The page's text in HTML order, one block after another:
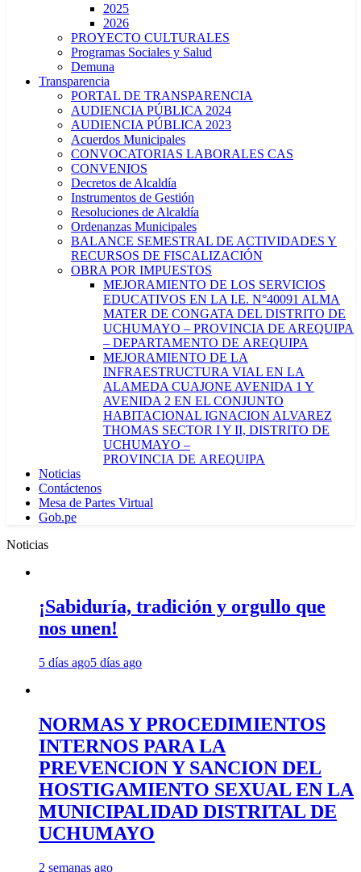
2025
2026
PROYECTO CULTURALES
Programas Sociales y Salud
Demuna
Transparencia
PORTAL DE TRANSPARENCIA
AUDIENCIA PÚBLICA 2024
AUDIENCIA PÚBLICA 2023
Acuerdos Municipales
CONVOCATORIAS LABORALES CAS
CONVENIOS
Decretos de Alcaldía
Instrumentos de Gestión
Resoluciones de Alcaldía
Ordenanzas Municipales
BALANCE SEMESTRAL DE ACTIVIDADES Y
RECURSOS DE FISCALIZACIÓN
OBRA POR IMPUESTOS
MEJORAMIENTO DE LOS SERVICIOS
EDUCATIVOS EN LA I.E. N°40091 ALMA
MATER DE CONGATA DEL DISTRITO DE
UCHUMAYO – PROVINCIA DE AREQUIPA
– DEPARTAMENTO DE AREQUIPA
MEJORAMIENTO DE LA
INFRAESTRUCTURA VIAL EN LA
ALAMEDA CUAJONE AVENIDA 1 Y
AVENIDA 2 EN EL CONJUNTO
HABITACIONAL IGNACION ALVAREZ
THOMAS SECTOR I Y II, DISTRITO DE
UCHUMAYO –
PROVINCIA DE AREQUIPA
Noticias
Contáctenos
Mesa de Partes Virtual
Gob.pe
Noticias
¡Sabiduría, tradición y orgullo que
nos unen!
5 días ago5 días ago
NORMAS Y PROCEDIMIENTOS
INTERNOS PARA LA
PREVENCION Y SANCION DEL
HOSTIGAMIENTO SEXUAL EN LA
MUNICIPALIDAD DISTRITAL DE
UCHUMAYO
2 semanas ago